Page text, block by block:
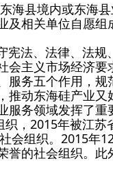
县境内或东海县
及相关单位自愿组
法、法律、法规
会主义市场经济要
服务五个作用，规
动东海硅产业又
服务领域发挥了重
，2015年被江苏
会组织。2015年
誉的社会组织。此